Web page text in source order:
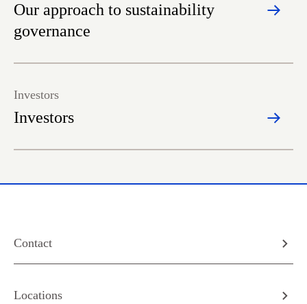
Our approach to sustainability
governance
Investors
Investors
Contact
Locations